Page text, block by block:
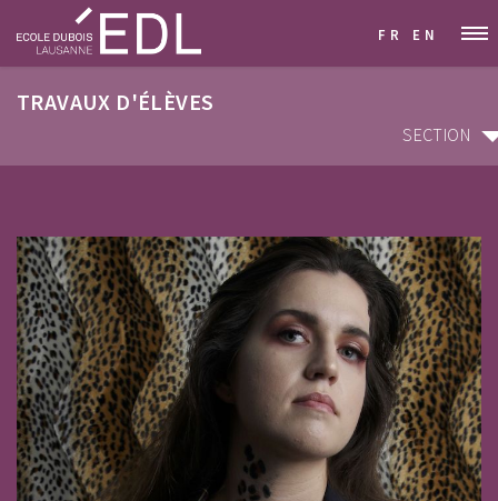
FR EN
TRAVAUX D'ÉLÈVES
SECTION
SECTION
GRAPHISME & COMMUNICATION VISUELLE
STYLISME & MODÉLISME
DESIGN INDUSTRIEL & MOBILIER